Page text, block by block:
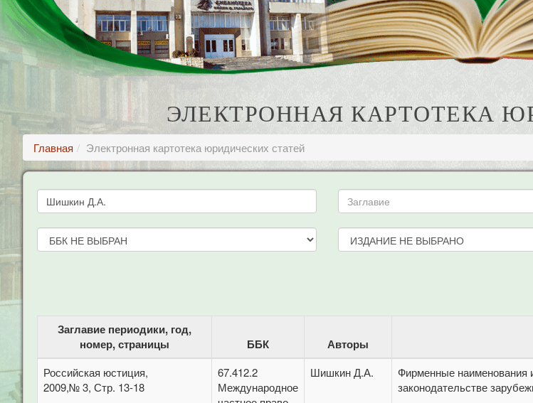
ЭЛЕКТРОННАЯ КАРТОТЕКА
Главная Электронная картотека юридических статей
Заглавие периодики, год,
номер, страницы
ББК Авторы
Российская юстиция,
2009,№ 3, Стр. 13-18
67.412.2
Международное
Шишкин Д.А.
Фирменные наименования
законодательстве